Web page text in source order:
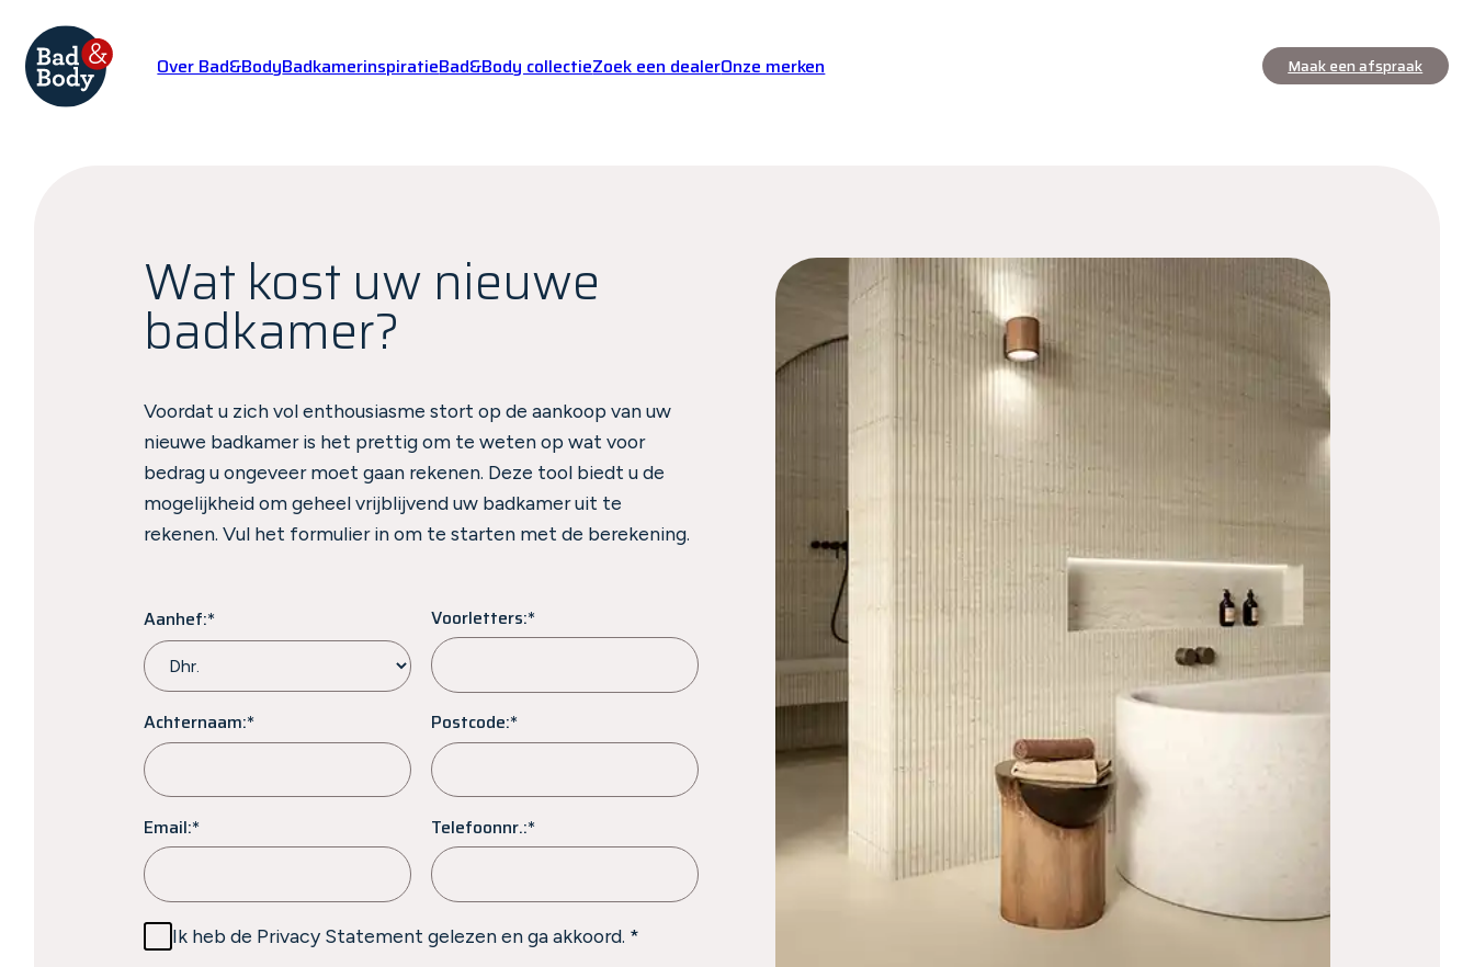
Over Bad&BodyBadkamerinspiratieBad&Body collectieZoek een dealerOnze merken Maak een afspraak
Wat kost uw nieuwe
badkamer?
Voordat u zich vol enthousiasme stort op de aankoop van uw
nieuwe badkamer is het prettig om te weten op wat voor
bedrag u ongeveer moet gaan rekenen. Deze tool biedt u de
mogelijkheid om geheel vrijblijvend uw badkamer uit te
rekenen. Vul het formulier in om te starten met de berekening.
Aanhef:* Voorletters:*
Achternaam:* Postcode:*
Email:* Telefoonnr.:*
Ik heb de Privacy Statement gelezen en ga akkoord. *